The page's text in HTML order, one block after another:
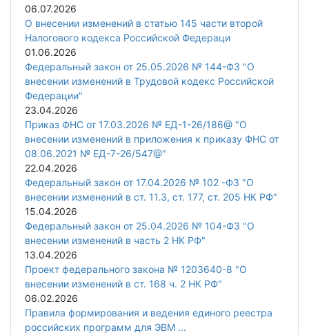
06.07.2026
О внесении изменений в статью 145 части второй
Налогового кодекса Российской Федераци
01.06.2026
Федеральный закон от 25.05.2026 № 144-ФЗ "О
внесении изменений в Трудовой кодекс Российской
Федерации"
23.04.2026
Приказ ФНС от 17.03.2026 № ЕД-1-26/186@ "О
внесении изменений в приложения к приказу ФНС от
08.06.2021 № ЕД-7-26/547@"
22.04.2026
Федеральный закон от 17.04.2026 № 102 -ФЗ "О
внесении изменений в ст. 11.3, ст. 177, ст. 205 НК РФ"
15.04.2026
Федеральный закон от 25.04.2026 № 104-ФЗ "О
внесении изменений в часть 2 НК РФ"
13.04.2026
Проект федерального закона № 1203640-8 "О
внесении изменений в ст. 168 ч. 2 НК РФ"
06.02.2026
Правила формирования и ведения единого реестра
российских программ для ЭВМ ...